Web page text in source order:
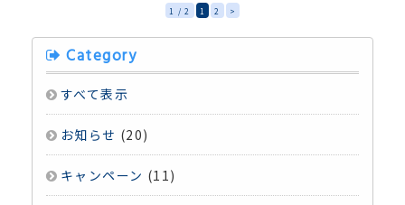
1 / 2 1 2 >
Category
すべて表示
お知らせ (20)
キャンペーン (11)